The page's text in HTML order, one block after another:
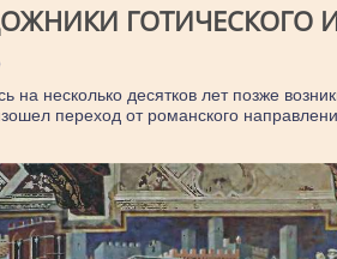
ГОТИЧЕСКОГО
на несколько десятков лет позже
переход от романского